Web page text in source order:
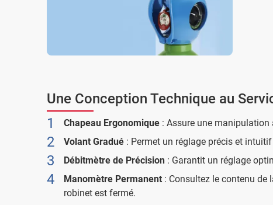
Une Conception Technique au
Chapeau Ergonomique: Assure une manipulation
Volant Gradué : Permet un réglage précis et
Débitmètre de Précision : Garantit un réglage
Manomètre Permanent : Consultez le contenu de
robinet est fermé.